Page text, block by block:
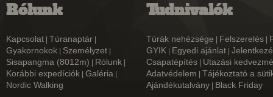
Rólunk
Kapcsolat Túranaptár
Gyakornokok Személyzet
Sisapangma (8012m) Rólunk
Korábbi expedíciók Galéria
Nordic Walking
Tudnivalók
Túrák nehézsége Felszerelés
GYIK
Egyedi ajánlat
Csapatépítés
Utazási
Adatvédelem
Tájékoztató a
Ajándékutalvány
Black Friday